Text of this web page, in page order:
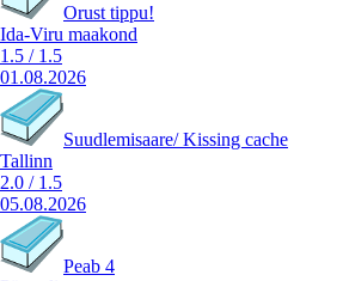
Orust tippu!
Ida-Viru maakond
1.5 / 1.5
01.08.2026
Suudlemisaare/ Kissing cache
Tallinn
2.0 / 1.5
05.08.2026
Peab 4